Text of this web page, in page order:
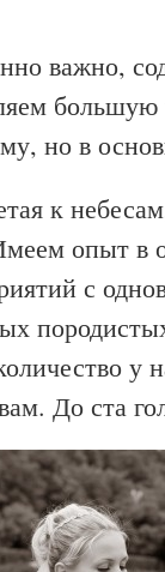
важно,
но в
к
опыт в
с
у
До ста